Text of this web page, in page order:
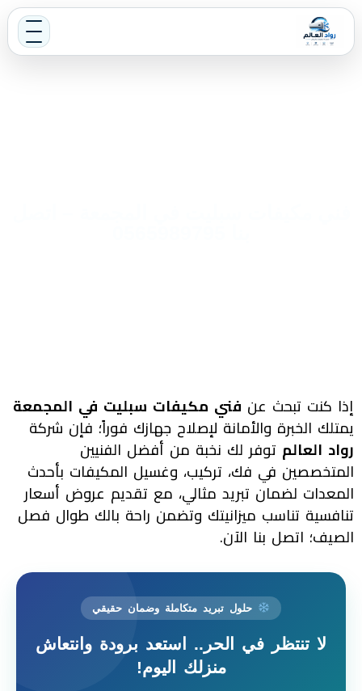
إذا كنت تبحث عن فني مكيفات سبليت في المجمعة
يمتلك الخبرة والأمانة لإصلاح جهازك فوراً؛ فإن شركة
رواد العالم توفر لك نخبة من أفضل الفنيين
المتخصصين في فك، تركيب، وغسيل المكيفات بأحدث
المعدات لضمان تبريد مثالي، مع تقديم عروض أسعار
تنافسية تناسب ميزانيتك وتضمن راحة بالك طوال فصل
الصيف؛ اتصل بنا الآن.
حلول تبريد متكاملة وضمان حقيقي
لا تنتظر في الحر.. استعد برودة وانتعاش
منزلك اليوم!